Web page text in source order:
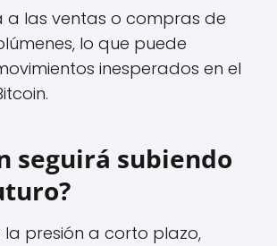
a las ventas o compras de
lo que puede
inesperados en el
seguirá subiendo
la presión a corto plazo,